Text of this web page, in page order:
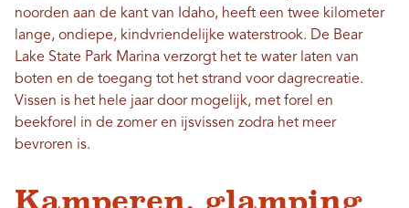
noorden aan de kant van Idaho, heeft een twee kilometer
lange, ondiepe, kindvriendelijke waterstrook. De Bear
Lake State Park Marina verzorgt het te water laten van
boten en de toegang tot het strand voor dagrecreatie.
Vissen is het hele jaar door mogelijk, met forel en
beekforel in de zomer en ijsvissen zodra het meer
bevroren is.
Kamperen, glamping